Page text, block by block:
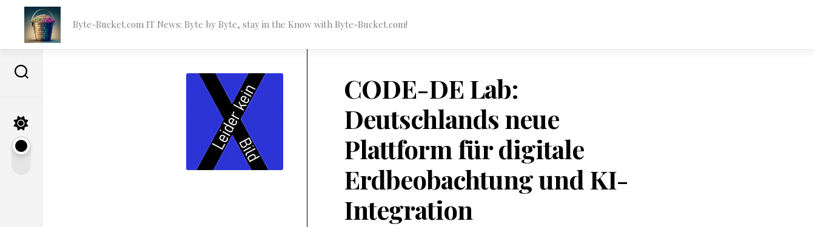
content
Byte-Bucket.com IT News: Byte by Byte, stay in the Know with Byte-Bucket.com!
CODE-DE Lab:
Deutschlands neue
Plattform für digitale
Erdbeobachtung und KI-
Integration